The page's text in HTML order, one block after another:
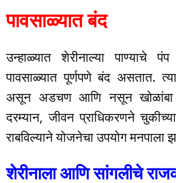
पावसाळ्यात बंद
उन्हाळ्यात शेरीनाल्या
पावसाळ्यात पूर्णपणे बंद असतात.
असून अडचण आणि नसून खोळांबा
दरम्यान, जीवन प्राधिकरणने
राबविल्याने योजनेचा उपयोग मनपाला
शेरीनाला आणि सांगलीचे